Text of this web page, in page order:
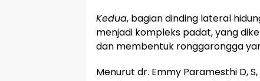
Kedua, bagian dinding lateral
menjadi kompleks padat, yang
dan membentuk ronggarongga
Menurut dr. Emmy Paramesthi D,